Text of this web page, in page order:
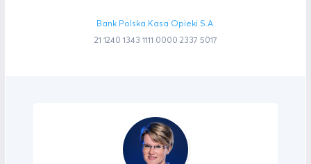
Bank Polska Kasa Opieki S.A.
21 1240 1343 1111 0000 2337 5017